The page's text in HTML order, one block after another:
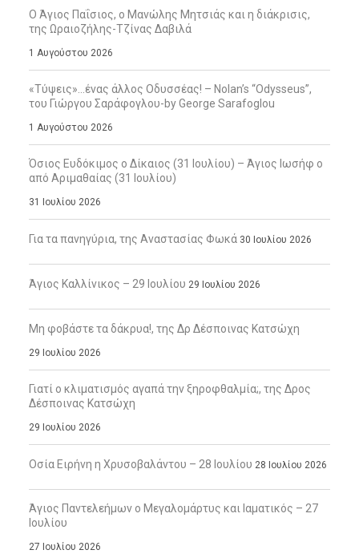
Ο Άγιος Παΐσιος, ο Μανώλης Μητσιάς και η διάκρισις,
της Ωραιοζήλης-Τζίνας Δαβιλά
1 Αυγούστου 2026
«Τύψεις»…ένας άλλος Οδυσσέας! – Nolan’s “Odysseus”,
του Γιώργου Σαράφογλου-by George Sarafoglou
1 Αυγούστου 2026
Όσιος Ευδόκιμος ο Δίκαιος (31 Ιουλίου) – Άγιος Ιωσήφ ο
από Αριμαθαίας (31 Ιουλίου)
31 Ιουλίου 2026
Για τα πανηγύρια, της Αναστασίας Φωκά 30 Ιουλίου 2026
Άγιος Καλλίνικος – 29 Ιουλίου 29 Ιουλίου 2026
Μη φοβάστε τα δάκρυα!, της Δρ Δέσποινας Κατσώχη
29 Ιουλίου 2026
Γιατί ο κλιματισμός αγαπά την ξηροφθαλμία;, της Δρος
Δέσποινας Κατσώχη
29 Ιουλίου 2026
Οσία Ειρήνη η Χρυσοβαλάντου – 28 Ιουλίου 28 Ιουλίου 2026
Άγιος Παντελεήμων ο Μεγαλομάρτυς και Ιαματικός – 27
Ιουλίου
27 Ιουλίου 2026